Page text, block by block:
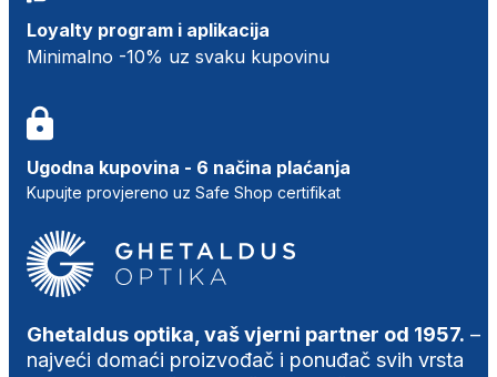
Loyalty program i aplikacija
Minimalno -10% uz svaku kupovinu
Ugodna kupovina - 6 načina plaćanja
Kupujte provjereno uz Safe Shop certifikat
Ghetaldus optika, vaš vjerni partner od 1957. –
najveći domaći proizvođač i ponuđač svih vrsta